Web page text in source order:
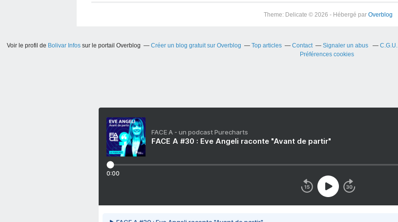
Theme: Delicate © 2026 - Hébergé par Overblog
Voir le profil de Bolivar Infossur le portail Overblog Créer un blog gratuit sur Overblog Top articles Contact Signaler un abus C.G.U.
Préférences cookies
FACE A - un podcast Purecharts
FACE A #30 : Eve Angeli raconte "Avant de partir"
0:00